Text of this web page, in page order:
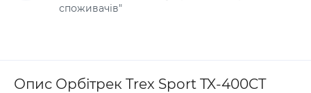
споживачів"
Опис Орбітрек Trex Sport TX-400CT